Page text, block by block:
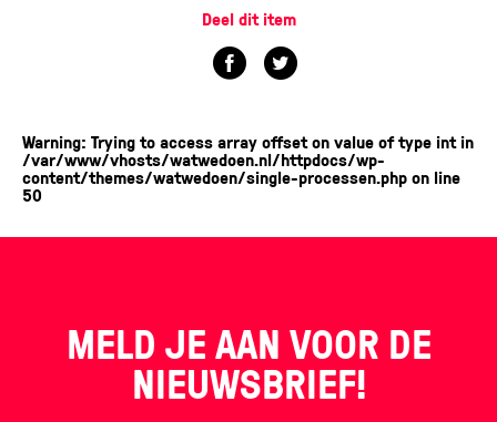
Deel dit item
Warning: Trying to access array offset on value of type int in
/var/www/vhosts/watwedoen.nl/httpdocs/wp-
content/themes/watwedoen/single-processen.phpon line
50
MELD JE AAN VOOR DE
NIEUWSBRIEF!